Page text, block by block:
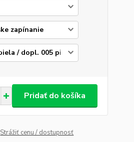
Pridať do košíka
Strážiť cenu / dostupnosť